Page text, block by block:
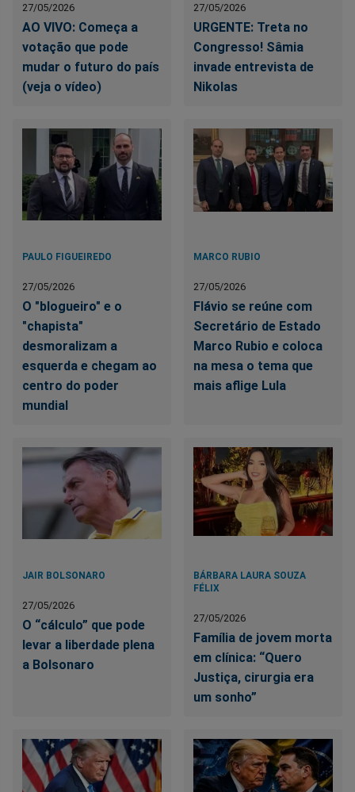
27/05/2026
AO VIVO: Começa a
votação que pode
mudar o futuro do país
(veja o vídeo)
27/05/2026
URGENTE: Treta no
Congresso! Sâmia
invade entrevista de
Nikolas
PAULO FIGUEIREDO
27/05/2026
O "blogueiro" e o
"chapista"
desmoralizam a
esquerda e chegam ao
centro do poder
mundial
MARCO RUBIO
27/05/2026
Flávio se reúne com
Secretário de Estado
Marco Rubio e coloca
na mesa o tema que
mais aflige Lula
JAIR BOLSONARO
27/05/2026
O “cálculo” que pode
levar a liberdade plena
a Bolsonaro
BÁRBARA LAURA SOUZA
FÉLIX
27/05/2026
Família de jovem morta
em clínica: “Quero
Justiça, cirurgia era
um sonho”